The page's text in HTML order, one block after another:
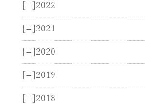
[+] 2022
[+] 2021
[+] 2020
[+] 2019
[+] 2018